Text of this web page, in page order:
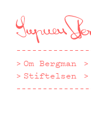
till
huvudinnehåll
Om Bergman
Stiftelsen